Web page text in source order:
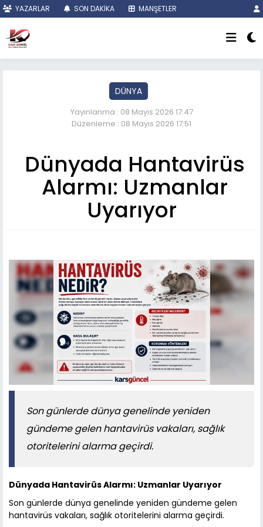
YAZARLAR SON DAKİKA MANŞETLER
DÜNYA
Yayınlanma : 08 Mayıs 2026 17:47
Düzenleme : 08 Mayıs 2026 17:51
Dünyada Hantavirüs
Alarmı: Uzmanlar
Uyarıyor
Son günlerde dünya genelinde yeniden
gündeme gelen hantavirüs vakaları, sağlık
otoritelerini alarma geçirdi.
Dünyada Hantavirüs Alarmı: Uzmanlar Uyarıyor
Son günlerde dünya genelinde yeniden gündeme gelen
hantavirüs vakaları, sağlık otoritelerini alarma geçirdi.